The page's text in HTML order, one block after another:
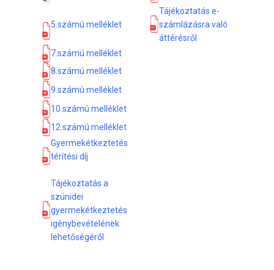
5.számú melléklet
Tájékoztatás e-
számlázásra való
áttérésről
7.számú melléklet
8.számú melléklet
9.számú melléklet
10.számú melléklet
12.számú melléklet
Gyermekétkeztetés
térítési díj
Tájékoztatás a
szünidei
gyermekétkeztetés
igénybevételének
lehetőségéről